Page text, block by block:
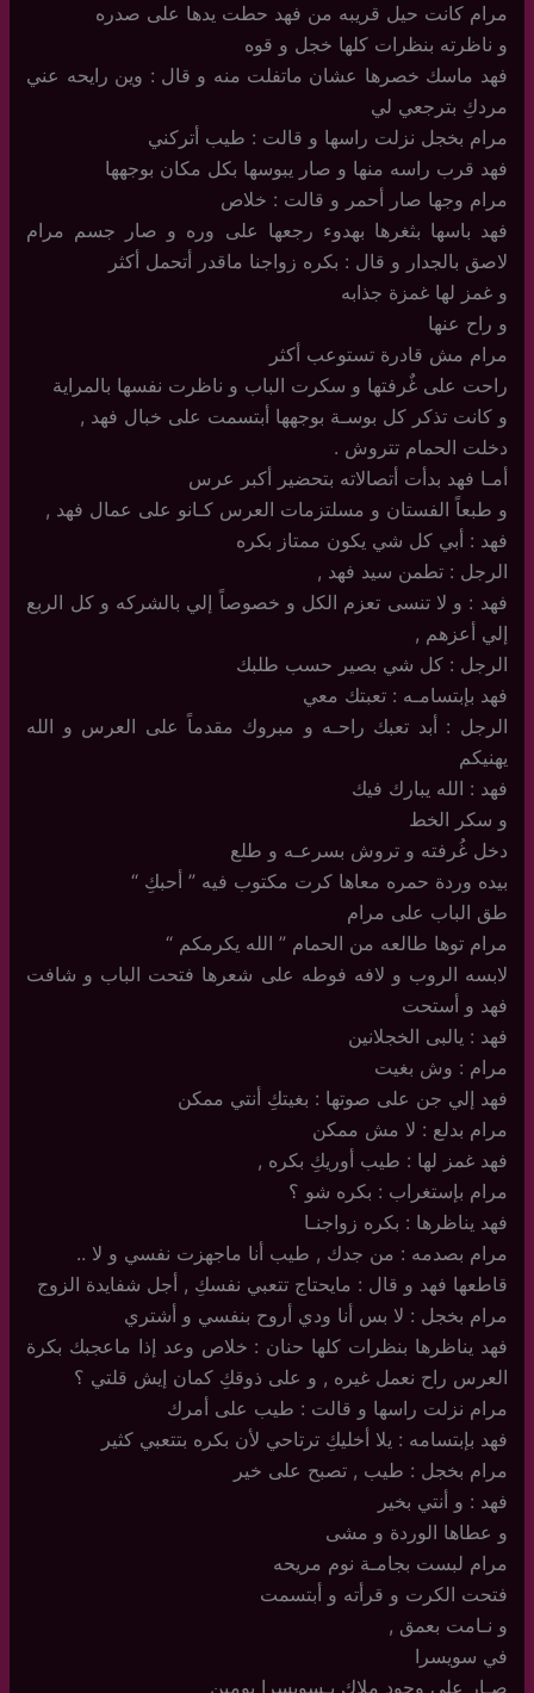
مرام كانت حيل قريبه من فهد حطت يدها على صدره
و ناظرته بنظرات كلها خجل و قوه
فهد ماسك خصرها عشان ماتفلت منه و قال : وين رايحه عني
مردكِ بترجعي لي
مرام بخجل نزلت راسها و قالت : طيب أتركني
فهد قرب راسه منها و صار يبوسها بكل مكان بوجهها
مرام وجها صار أحمر و قالت : خلاص
فهد باسها بثغرها بهدوء رجعها على وره و صار جسم مرام
لاصق بالجدار و قال : بكره زواجنا ماقدر أتحمل أكثر
و غمز لها غمزة جذابه
و راح عنها
مرام مش قادرة تستوعب أكثر
راحت على غٌرفتها و سكرت الباب و ناظرت نفسها بالمراية
و كانت تذكر كل بوسـة بوجهها أبتسمت على خبال فهد ,
دخلت الحمام تتروش .
أمـا فهد بدأت أتصالاته بتحضير أكبر عرس
و طبعاً الفستان و مسلتزمات العرس كـانو على عمال فهد ,
فهد : أبي كل شي يكون ممتاز بكره
الرجل : تطمن سيد فهد ,
فهد : و لا تنسى تعزم الكل و خصوصاً إلي بالشركه و كل الربع
إلي أعزهم ,
الرجل : كل شي بصير حسب طلبك
فهد بإبتسامـه : تعبتك معي
الرجل : أبد تعبك راحـه و مبروك مقدماً على العرس و الله
يهنيكم
فهد : الله يبارك فيك
و سكر الخط
دخل غُرفته و تروش بسرعـه و طلع
بيده وردة حمره معاها كرت مكتوب فيه ” أحبكِ “
طق الباب على مرام
مرام توها طالعه من الحمام ” الله يكرمكم “
لابسه الروب و لافه فوطه على شعرها فتحت الباب و شافت
فهد و أستحت
فهد : يالبى الخجلانين
مرام : وش بغيت
فهد إلي جن على صوتها : بغيتكِ أنتي ممكن
مرام بدلع : لا مش ممكن
فهد غمز لها : طيب أوريكِ بكره ,
مرام بإستغراب : بكره شو ؟
فهد يناظرها : بكره زواجنـا
مرام بصدمه : من جدك , طيب أنا ماجهزت نفسي و لا ..
قاطعها فهد و قال : مايحتاج تتعبي نفسكِ , أجل شفايدة الزوج
مرام بخجل : لا بس أنا ودي أروح بنفسي و أشتري
فهد يناظرها بنظرات كلها حنان : خلاص وعد إذا ماعجبك بكرة
العرس راح نعمل غيره , و على ذوقكِ كمان إيش قلتي ؟
مرام نزلت راسها و قالت : طيب على أمرك
فهد بإبتسامه : يلا أخليكِ ترتاحي لأن بكره بتتعبي كثير
مرام بخجل : طيب , تصبح على خير
فهد : و أنتي بخير
و عطاها الوردة و مشى
مرام لبست بجامـة نوم مريحه
فتحت الكرت و قرأته و أبتسمت
و نـامت بعمق ,
في سويسرا
صـار على وجود ملاك بـسويسرا يومين